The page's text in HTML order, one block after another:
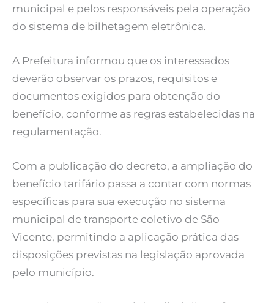
municipal e pelos responsáveis pela operação
do sistema de bilhetagem eletrônica.
A Prefeitura informou que os interessados
deverão observar os prazos, requisitos e
documentos exigidos para obtenção do
benefício, conforme as regras estabelecidas na
regulamentação.
Com a publicação do decreto, a ampliação do
benefício tarifário passa a contar com normas
específicas para sua execução no sistema
municipal de transporte coletivo de São
Vicente, permitindo a aplicação prática das
disposições previstas na legislação aprovada
pelo município.